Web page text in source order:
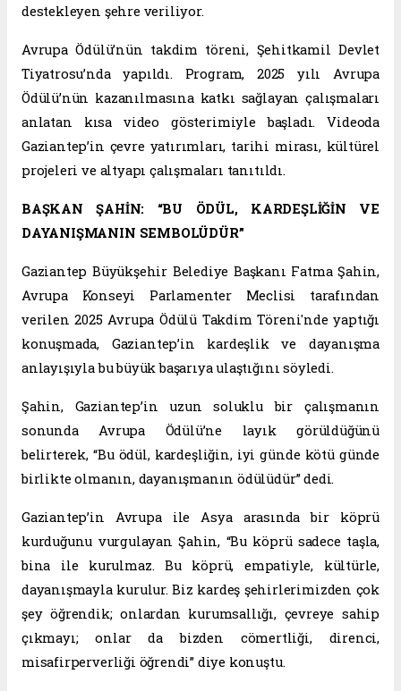
destekleyen şehre veriliyor.
Avrupa Ödülü’nün takdim töreni, Şehitkamil Devlet
Tiyatrosu’nda yapıldı. Program, 2025 yılı Avrupa
Ödülü’nün kazanılmasına katkı sağlayan çalışmaları
anlatan kısa video gösterimiyle başladı. Videoda
Gaziantep’in çevre yatırımları, tarihi mirası, kültürel
projeleri ve altyapı çalışmaları tanıtıldı.
BAŞKAN ŞAHİN: “BU ÖDÜL, KARDEŞLİĞİN VE
DAYANIŞMANIN SEMBOLÜDÜR”
Gaziantep Büyükşehir Belediye Başkanı Fatma Şahin,
Avrupa Konseyi Parlamenter Meclisi tarafından
verilen 2025 Avrupa Ödülü Takdim Töreni'nde yaptığı
konuşmada, Gaziantep’in kardeşlik ve dayanışma
anlayışıyla bu büyük başarıya ulaştığını söyledi.
Şahin, Gaziantep’in uzun soluklu bir çalışmanın
sonunda Avrupa Ödülü’ne layık görüldüğünü
belirterek, “Bu ödül, kardeşliğin, iyi günde kötü günde
birlikte olmanın, dayanışmanın ödülüdür” dedi.
Gaziantep’in Avrupa ile Asya arasında bir köprü
kurduğunu vurgulayan Şahin, “Bu köprü sadece taşla,
bina ile kurulmaz. Bu köprü, empatiyle, kültürle,
dayanışmayla kurulur. Biz kardeş şehirlerimizden çok
şey öğrendik; onlardan kurumsallığı, çevreye sahip
çıkmayı; onlar da bizden cömertliği, direnci,
misafirperverliği öğrendi” diye konuştu.